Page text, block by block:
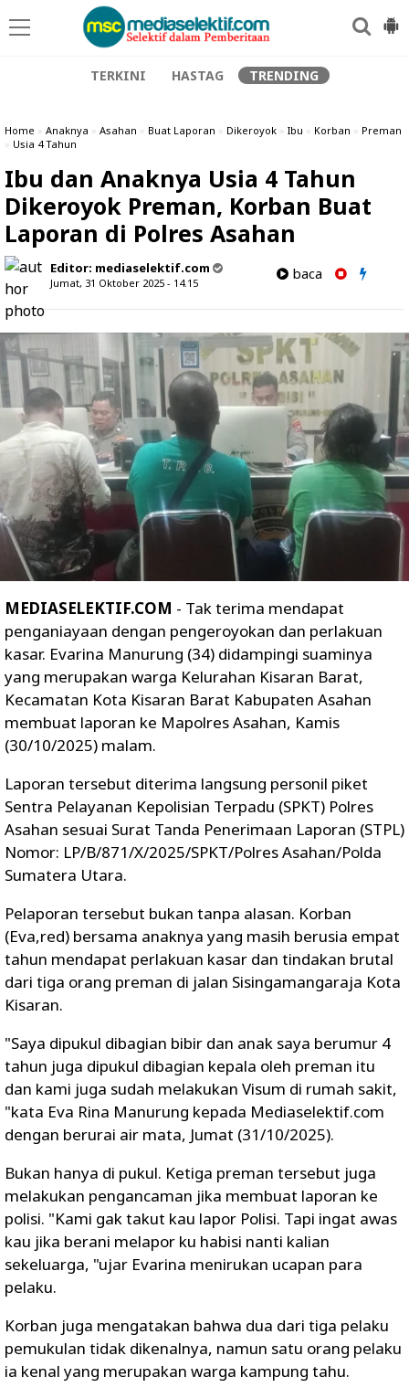
TERKINI HASTAG TRENDING
Home » Anaknya » Asahan » Buat Laporan » Dikeroyok » Ibu » Korban » Preman
» Usia 4 Tahun
Ibu dan Anaknya Usia 4 Tahun
Dikeroyok Preman, Korban Buat
Laporan di Polres Asahan
Editor: mediaselektif.com
Jumat, 31 Oktober 2025 - 14.15
baca
MEDIASELEKTIF.COM - Tak terima mendapat
penganiayaan dengan pengeroyokan dan perlakuan
kasar. Evarina Manurung (34) didampingi suaminya
yang merupakan warga Kelurahan Kisaran Barat,
Kecamatan Kota Kisaran Barat Kabupaten Asahan
membuat laporan ke Mapolres Asahan, Kamis
(30/10/2025) malam.
Laporan tersebut diterima langsung personil piket
Sentra Pelayanan Kepolisian Terpadu (SPKT) Polres
Asahan sesuai Surat Tanda Penerimaan Laporan (STPL)
Nomor: LP/B/871/X/2025/SPKT/Polres Asahan/Polda
Sumatera Utara.
Pelaporan tersebut bukan tanpa alasan. Korban
(Eva,red) bersama anaknya yang masih berusia empat
tahun mendapat perlakuan kasar dan tindakan brutal
dari tiga orang preman di jalan Sisingamangaraja Kota
Kisaran.
"Saya dipukul dibagian bibir dan anak saya berumur 4
tahun juga dipukul dibagian kepala oleh preman itu
dan kami juga sudah melakukan Visum di rumah sakit,
"kata Eva Rina Manurung kepada Mediaselektif.com
dengan berurai air mata, Jumat (31/10/2025).
Bukan hanya di pukul. Ketiga preman tersebut juga
melakukan pengancaman jika membuat laporan ke
polisi. "Kami gak takut kau lapor Polisi. Tapi ingat awas
kau jika berani melapor ku habisi nanti kalian
sekeluarga, "ujar Evarina menirukan ucapan para
pelaku.
Korban juga mengatakan bahwa dua dari tiga pelaku
pemukulan tidak dikenalnya, namun satu orang pelaku
ia kenal yang merupakan warga kampung tahu.